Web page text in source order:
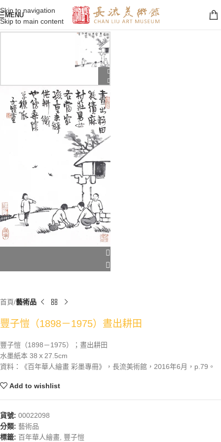
Skip to navigation
Skip to main content
MENU
首頁 藝術品
豐子愷（1898－1975）晝出耕田
豐子愷（1898－1975）；晝出耕田
水墨紙本 38ｘ27.5cm
資料：《百年華人繪畫 彩墨專冊》，長流美術館，2016年6月，p.79。
Add to wishlist
貨號: 00022098
分類: 藝術品
標籤: 百年華人繪畫 豐子愷